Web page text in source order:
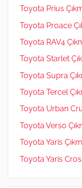
Toyota Prius
Toyota Proace
Toyota RAV4
Toyota Starlet
Toyota Supra
Toyota Tercel
Toyota Urban
Toyota Verso
Toyota Yaris
Toyota Yaris